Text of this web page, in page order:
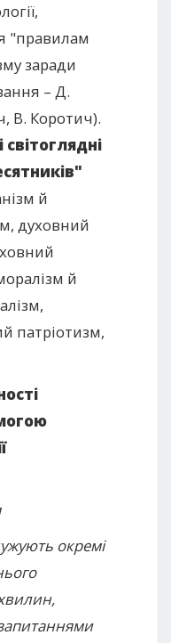
"правилам
заради
– Д.
В. Коротич).
світоглядні
й
духовний
й
патріотизм,
окремі